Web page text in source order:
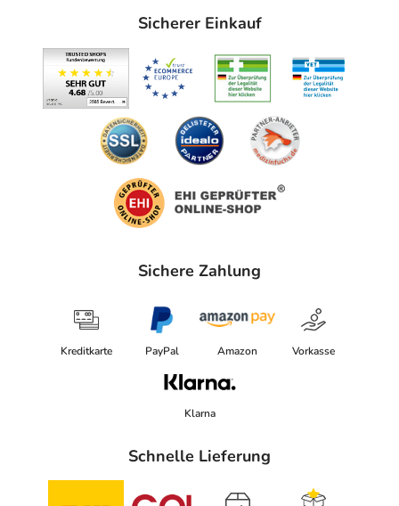
Sicherer Einkauf
Sichere Zahlung
Kreditkarte PayPal Amazon Vorkasse
Klarna
Schnelle Lieferung